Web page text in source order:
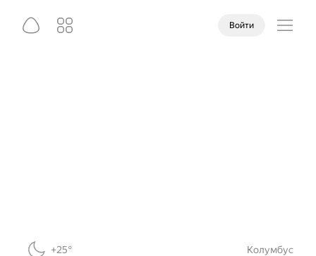
Войти
+25° Колумбус